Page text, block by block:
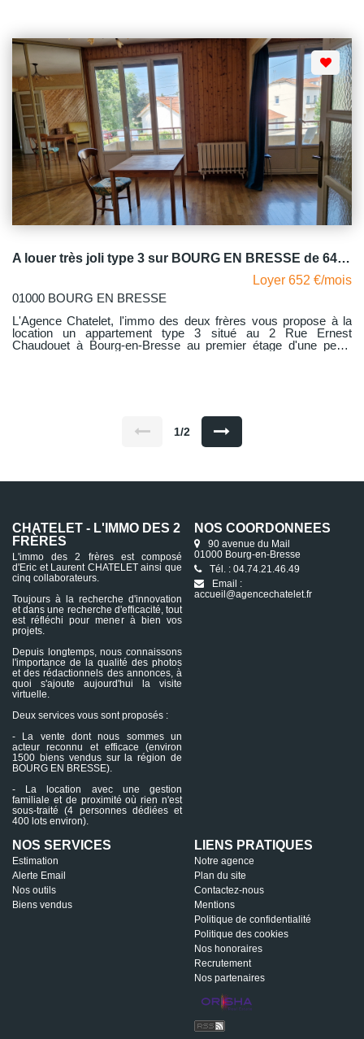
onde, grille pain etc.), une salle d'eau avec lave-linge et un W.C
indépendant. Il dispose également d'un balcon agrémenté d'une
tendue motorisée et d'un bucher idéal pour entreposer des
vélos. Les charges forfaitaires comprennent : le chauffage, l'eau
chaude et l'eau froide, l'électricité, l'abonnement Internet et la
taxe ordures ménagères. L'une des chambres est disponible et
la deuxième se libère le 09/09/2026.
A louer très joli type 3 sur BOURG EN BRESSE de 64.70 m2
Loyer 652 €/mois
01000 BOURG EN BRESSE
L'Agence Chatelet, l'immo des deux frères vous propose à la
location un appartement type 3 situé au 2 Rue Ernest
Chaudouet à Bourg-en-Bresse au premier étage d'une petite
Chauffage individuel électrique, eau chaude produite par un
cumulus. En dépendance vous trouverez une vaste cave dans
1/2
CHATELET - L'IMMO DES 2
FRÈRES
L'immo des 2 frères est composé
d'Eric et Laurent CHATELET ainsi que
cinq collaborateurs.
Toujours à la recherche d'innovation
et dans une recherche d'efficacité, tout
est réfléchi pour mener à bien vos
projets.
Depuis longtemps, nous connaissons
l'importance de la qualité des photos
et des rédactionnels des annonces, à
quoi s'ajoute aujourd'hui la visite
virtuelle.
Deux services vous sont proposés :
- La vente dont nous sommes un
acteur reconnu et efficace (environ
1500 biens vendus sur la région de
BOURG EN BRESSE).
- La location avec une gestion
familiale et de proximité où rien n'est
sous-traité (4 personnes dédiées et
400 lots environ).
NOS COORDONNÉES
90 avenue du Mail
01000 Bourg-en-Bresse
Tél. : 04.74.21.46.49
Email :
accueil@agencechatelet.fr
NOS SERVICES
Estimation
Alerte Email
Nos outils
Biens vendus
LIENS PRATIQUES
Notre agence
Plan du site
Contactez-nous
Mentions
Politique de confidentialité
Politique des cookies
Nos honoraires
Recrutement
Nos partenaires